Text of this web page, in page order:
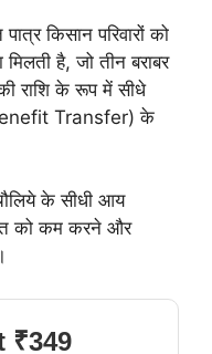
किसान परिवारों को
है, जो तीन बराबर
राशि के रूप में सीधे
Transfer) के
के सीधी आय
को कम करने और
₹349